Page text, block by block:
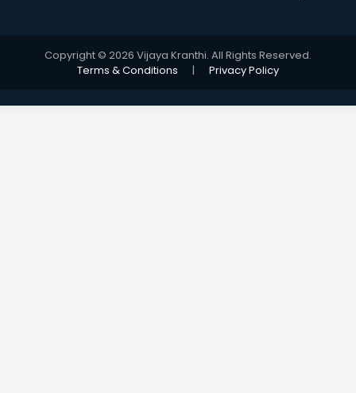
Copyright © 2026 Vijaya Kranthi. All Rights Reserved.
Terms & Conditions
| Privacy Policy